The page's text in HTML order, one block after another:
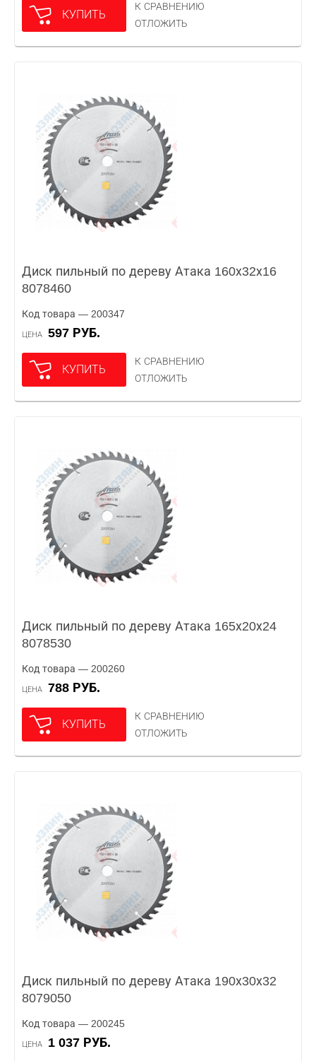
КУПИТЬ
К СРАВНЕНИЮ
ОТЛОЖИТЬ
Диск пильный по дереву Атака 160х32х16
8078460
Код товара — 200347
ЦЕНА 597 РУБ.
КУПИТЬ
К СРАВНЕНИЮ
ОТЛОЖИТЬ
Диск пильный по дереву Атака 165х20х24
8078530
Код товара — 200260
ЦЕНА 788 РУБ.
КУПИТЬ
К СРАВНЕНИЮ
ОТЛОЖИТЬ
Диск пильный по дереву Атака 190х30х32
8079050
Код товара — 200245
ЦЕНА 1 037 РУБ.